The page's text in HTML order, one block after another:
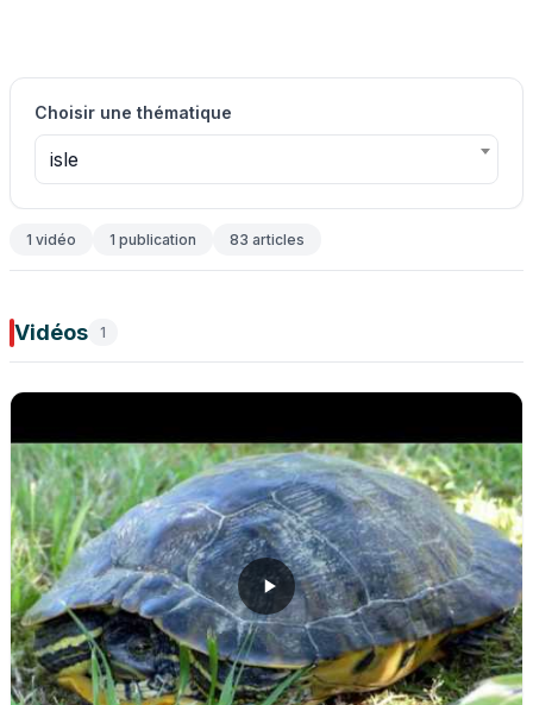
Choisir une thématique
isle
1 vidéo 1 publication 83 articles
Vidéos 1